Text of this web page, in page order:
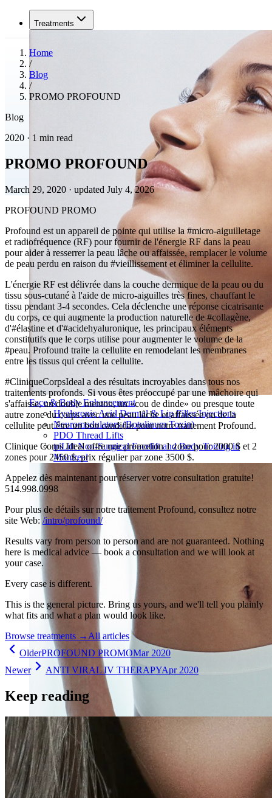
Treatments
Face & Body Enhancement
Hyaluronic Acid Dermal & Lip Filler Injections
Neuromodulators (Botulinum Toxin)
PDO Thread Lifts
triLift Non-Surgical Facelift and Body Toning in
Montreal
Home
/
Blog
/
PROMO PROFOUND
Blog
2020 · 1 min read
PROMO PROFOUND
March 29, 2020 · updated July 4, 2026
PROFOUND PROMO
Profound est un appareil de pointe qui utilise la #micro-aiguilletage
et radiofréquence (RF) pour fournir de l'énergie RF dans la peau
pour aider à resserrer la peau lâche ou affaissée, remplacer le volume
de peau perdu en raison du #vieillissement et éliminer la cellulite.
L'énergie RF est délivrée dans la couche dermique de la peau ou du
tissu sous-cutané à l'aide de micro-aiguilles très fines, chauffant le
tissu pendant 3-4 secondes. Cela déclenche une réponse cicatrisante
du corps, ce qui augmente la production naturelle de #collagène,
d'#élastine et d'#acidehyaluronique, les principaux éléments
constitutifs que le corps utilise pour augmenter le volume de la
#peau. Profound traite la cellulite en remodelant les membranes
entre les tissus qui créent la cellulite.
#CliniqueCorpsIdeal a des résultats incroyables dans tous nos
traitements profonds. Si vous êtes préoccupé par une mâchoire qui
s'affaisse, un double menton, un «cou de dinde» ou presque toute
autre zone du corps avec une peau lâche et affaissée ou de la
cellulite peut être un bon candidat pour notre traitement Profound.
Clinique Corps Ideal offre une promotion 1 zone pour 2000 $ et 2
zones pour 2450 $, prix régulier par zone 3500 $.
Appelez dès maintenant pour réserver votre consultation gratuite!
514.998.0998
Pour plus de détails sur notre traitement Profound, consultez notre
site Web:/intro/profound/
Results vary from person to person and are not guaranteed. Nothing
here is medical advice — book a consultation and we will look at
your case.
Every case is different.
This is the general picture. Bring us yours, and we'll tell you plainly
what fits and what a plan would look like.
Browse treatments → All articles
OlderPROFOUND PROMOMar 2020
Newer
ANTI VIRAL IV THERAPYApr 2020
Keep reading